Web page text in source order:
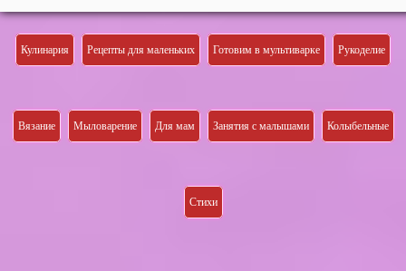
Кулинария Рецепты для маленьких Готовим в мультиварке Рукоделие
Вязание Мыловарение Для мам Занятия с малышами Колыбельные
Стихи